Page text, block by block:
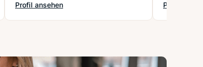
Dr.med.
Profil ansehen
: Everling Margit Dr. Frauenärztin Profil
: de Liz